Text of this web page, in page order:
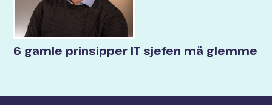
6 gamle prinsipper IT sjefen må glemme